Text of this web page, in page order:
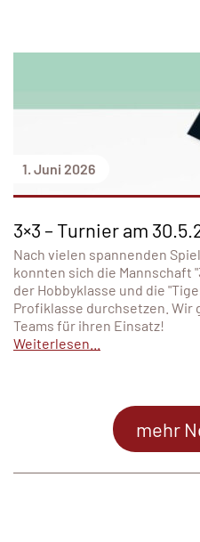
1. Juni 2026
3×3 – Turnier am
Nach vielen spannenden
konnten sich die Mannschaft
der Hobbyklasse und die
Profiklasse durchsetzen.
Teams für ihren Einsatz!
Weiterlesen...
mehr